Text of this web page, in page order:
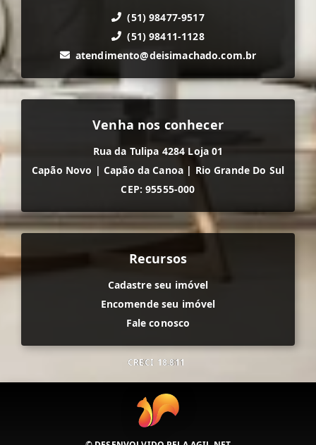
(51) 98477-9517
(51) 98411-1128
atendimento@deisimachado.com.br
Venha nos conhecer
Rua da Tulipa 4284 Loja 01
Capão Novo | Capão da Canoa | Rio Grande Do Sul
CEP: 95555-000
Recursos
Cadastre seu imóvel
Encomende seu imóvel
Fale conosco
CRECI 18.811